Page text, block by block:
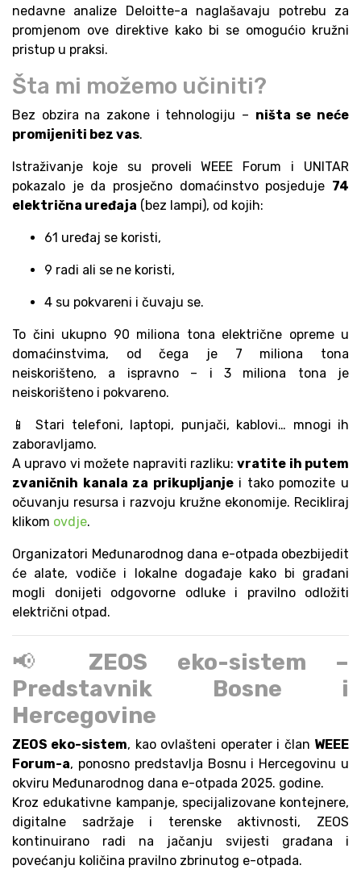
nedavne analize Deloitte-a naglašavaju potrebu za
promjenom ove direktive kako bi se omogućio kružni
pristup u praksi.
Šta mi možemo učiniti?
Bez obzira na zakone i tehnologiju – ništa se neće
promijeniti bez vas.
Istraživanje koje su proveli WEEE Forum i UNITAR
pokazalo je da prosječno domaćinstvo posjeduje 74
električna uređaja (bez lampi), od kojih:
61 uređaj se koristi,
9 radi ali se ne koristi,
4 su pokvareni i čuvaju se.
To čini ukupno 90 miliona tona električne opreme u
domaćinstvima, od čega je 7 miliona tona
neiskorišteno, a ispravno – i 3 miliona tona je
neiskorišteno i pokvareno.
📱 Stari telefoni, laptopi, punjači, kablovi… mnogi ih
zaboravljamo.
A upravo vi možete napraviti razliku:vratite ih putem
zvaničnih kanala za prikupljanjei tako pomozite u
očuvanju resursa i razvoju kružne ekonomije. Recikliraj
klikom ovdje.
Organizatori Međunarodnog dana e-otpada obezbijedit
će alate, vodiče i lokalne događaje kako bi građani
mogli donijeti odgovorne odluke i pravilno odložiti
električni otpad.
📢 ZEOS eko-sistem –
Predstavnik Bosne i
Hercegovine
ZEOS eko-sistem, kao ovlašteni operater i član WEEE
Forum-a, ponosno predstavlja Bosnu i Hercegovinu u
okviru Međunarodnog dana e-otpada 2025. godine.
Kroz edukativne kampanje, specijalizovane kontejnere,
digitalne sadržaje i terenske aktivnosti, ZEOS
kontinuirano radi na jačanju svijesti građana i
povećanju količina pravilno zbrinutog e-otpada.